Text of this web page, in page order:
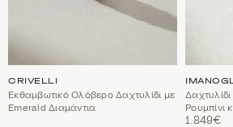
CRIVELLI
Εκθαμβωτικό Ολόβερο Δαχτυλίδι με
Emerald Διαμάντια
Ρουμπίνι
1.849€